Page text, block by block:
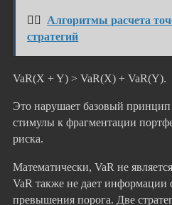
👉🏻
Алгоритмы расчета
стратегий
VaR(X + Y) > VaR(X) + VaR(Y).
Это нарушает базовый
стимулы к фрагментации
риска.
Математически, VaR не
VaR также не дает информации
превышения порога. Две